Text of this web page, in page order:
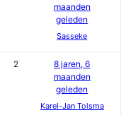
maanden
geleden
Sasseke
2
8 jaren, 6
maanden
geleden
Karel-Jan Tolsma